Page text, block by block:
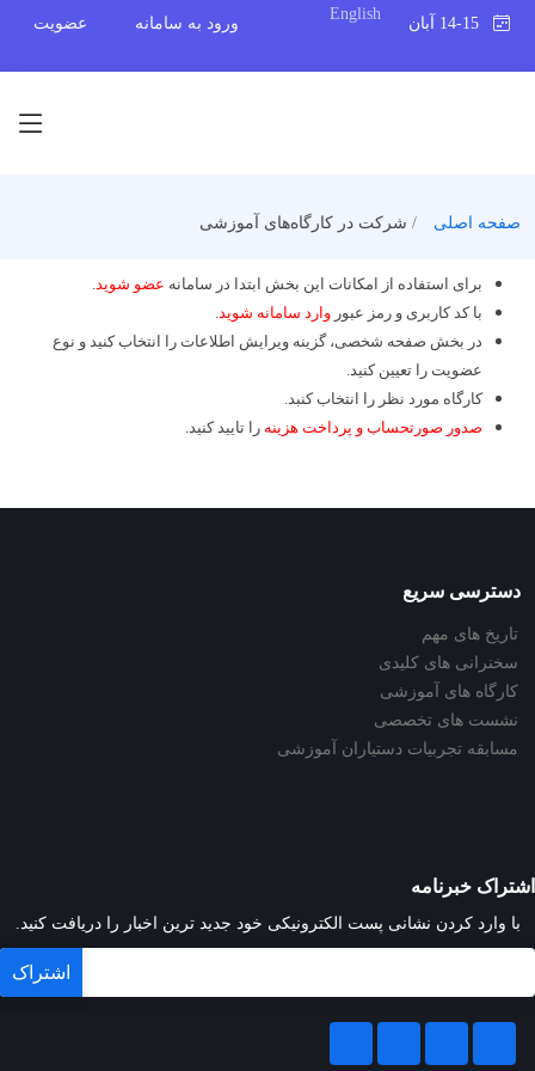
English
ورود به سامانه عضویت
صفحه اصلی شرکت در کارگاه‌های آموزشی
برای استفاده از امکانات این بخش ابتدا در سامانه عضو شوید.
با کد کاربری و رمز عبور وارد سامانه شوید.
در بخش صفحه شخصی، گزینه ویرایش اطلاعات را انتخاب کنید و نوع
عضویت را تعیین کنید.
کارگاه مورد نظر را انتخاب کنبد.
صدور صورتحساب و پرداخت هزینه را تایید کنید.
دسترسی سریع
تاریخ های مهم
سخنرانی های کلیدی
کارگاه های آموزشی
نشست های تخصصی
مسابقه تجربیات دستیاران آموزشی
اشتراک خبرنامه
با وارد کردن نشانی پست الکترونیکی خود جدید ترین اخبار را دریافت کنید.